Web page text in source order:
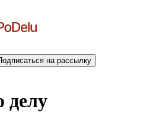
на рассылку
делу